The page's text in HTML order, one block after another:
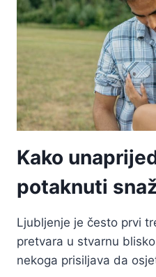
ISTINA
I
POTREBA
DA
BUDEM
ŽELJENA
Kako
potaknuti
Ljubljenje je često prvi
pretvara u stvarnu
nekoga prisiljava da